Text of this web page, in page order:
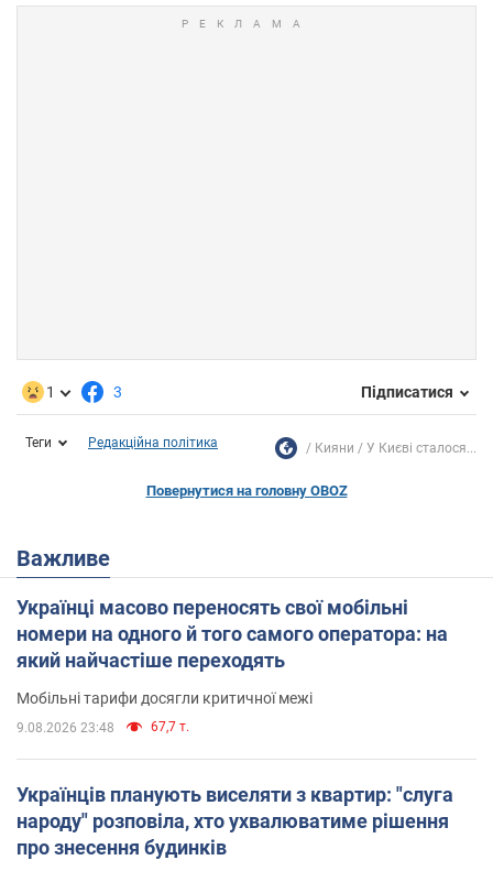
1 3 Підписатися
Теги Редакційна політика Кияни У Києві сталося...
Повернутися на головну OBOZ
Важливе
Українці масово переносять свої мобільні
номери на одного й того самого оператора: на
який найчастіше переходять
Мобільні тарифи досягли критичної межі
9.08.2026 23:48 67,7 т.
Українців планують виселяти з квартир: "слуга
народу" розповіла, хто ухвалюватиме рішення
про знесення будинків